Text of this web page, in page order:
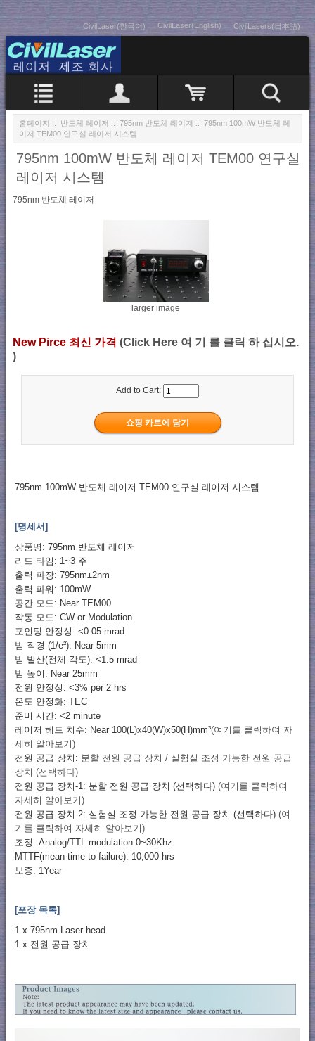
CivilLaser(한국어) CivilLaser(English) CivilLasers(日本語)
홈페이지 :: 반도체 레이저 :: 795nm 반도체 레이저 :: 795nm 100mW 반도체 레
이저 TEM00 연구실 레이저 시스템
795nm 100mW 반도체 레이저 TEM00 연구실
레이저 시스템
795nm 반도체 레이저
larger image
New Pirce 최신 가격 (Click Here 여 기 를 클릭 하 십시오.
)
Add to Cart:
795nm 100mW 반도체 레이저 TEM00 연구실 레이저 시스템
[명세서]
상품명: 795nm 반도체 레이저
리드 타임: 1~3 주
출력 파장: 795nm±2nm
출력 파워: 100mW
공간 모드: Near TEM00
작동 모드: CW or Modulation
포인팅 안정성: <0.05 mrad
빔 직경 (1/e²): Near 5mm
빔 발산(전체 각도): <1.5 mrad
빔 높이: Near 25mm
전원 안정성: <3% per 2 hrs
온도 안정화: TEC
준비 시간: <2 minute
레이저 헤드 치수: Near 100(L)x40(W)x50(H)mm³(여기를 클릭하여 자
세히 알아보기)
전원 공급 장치: 분할 전원 공급 장치 / 실험실 조정 가능한 전원 공급
장치 (선택하다)
전원 공급 장치-1: 분할 전원 공급 장치 (선택하다) (여기를 클릭하여
자세히 알아보기)
전원 공급 장치-2: 실험실 조정 가능한 전원 공급 장치 (선택하다) (여
기를 클릭하여 자세히 알아보기)
조정: Analog/TTL modulation 0~30Khz
MTTF(mean time to failure): 10,000 hrs
보증: 1Year
[포장 목록]
1 x 795nm Laser head
1 x 전원 공급 장치